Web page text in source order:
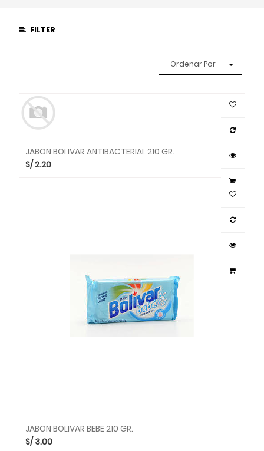
FILTER
Ordenar Por
JABON BOLIVAR ANTIBACTERIAL 210 GR.
S/2.20
JABON BOLIVAR BEBE 210 GR.
S/3.00